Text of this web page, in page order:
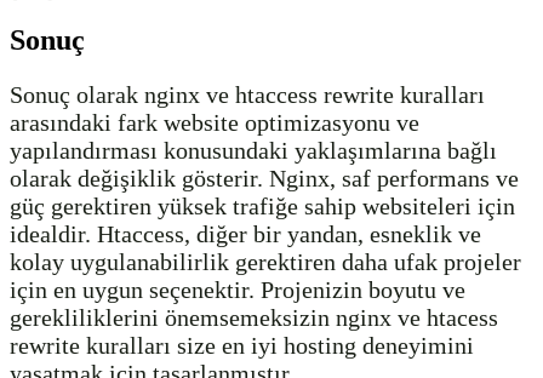
Sonuç
Sonuç olarak nginx ve htaccess rewrite kuralları
arasındaki fark website optimizasyonu ve
yapılandırması konusundaki yaklaşımlarına bağlı
olarak değişiklik gösterir. Nginx, saf performans ve
güç gerektiren yüksek trafiğe sahip websiteleri için
idealdir. Htaccess, diğer bir yandan, esneklik ve
kolay uygulanabilirlik gerektiren daha ufak projeler
için en uygun seçenektir. Projenizin boyutu ve
gerekliliklerini önemsemeksizin nginx ve htacess
rewrite kuralları size en iyi hosting deneyimini